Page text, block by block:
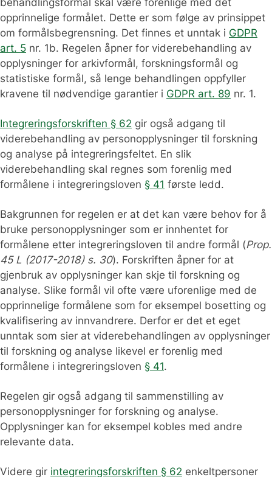
opprinnelige formålet. Dette er som følge av prinsippet
om formålsbegrensning. Det finnes et unntak i GDPR
art. 5 nr. 1b. Regelen åpner for viderebehandling av
opplysninger for arkivformål, forskningsformål og
statistiske formål, så lenge behandlingen oppfyller
kravene til nødvendige garantier i GDPR art. 89 nr. 1.
Integreringsforskriften § 62 gir også adgang til
viderebehandling av personopplysninger til forskning
og analyse på integreringsfeltet. En slik
viderebehandling skal regnes som forenlig med
formålene i integreringsloven § 41 første ledd.
Bakgrunnen for regelen er at det kan være behov for å
bruke personopplysninger som er innhentet for
formålene etter integreringsloven til andre formål (Prop.
45 L (2017-2018) s. 30). Forskriften åpner for at
gjenbruk av opplysninger kan skje til forskning og
analyse. Slike formål vil ofte være uforenlige med de
opprinnelige formålene som for eksempel bosetting og
kvalifisering av innvandrere. Derfor er det et eget
unntak som sier at viderebehandlingen av opplysninger
til forskning og analyse likevel er forenlig med
formålene i integreringsloven § 41.
Regelen gir også adgang til sammenstilling av
personopplysninger for forskning og analyse.
Opplysninger kan for eksempel kobles med andre
relevante data.
Videre gir integreringsforskriften § 62 enkeltpersoner